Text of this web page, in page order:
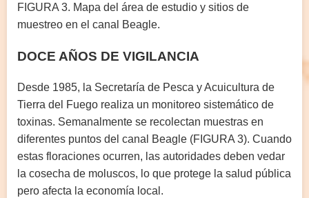
FIGURA 3. Mapa del área de estudio y sitios de
muestreo en el canal Beagle.
DOCE AÑOS DE VIGILANCIA
Desde 1985, la Secretaría de Pesca y Acuicultura de
Tierra del Fuego realiza un monitoreo sistemático de
toxinas. Semanalmente se recolectan muestras en
diferentes puntos del canal Beagle (FIGURA 3). Cuando
estas floraciones ocurren, las autoridades deben vedar
la cosecha de moluscos, lo que protege la salud pública
pero afecta la economía local.